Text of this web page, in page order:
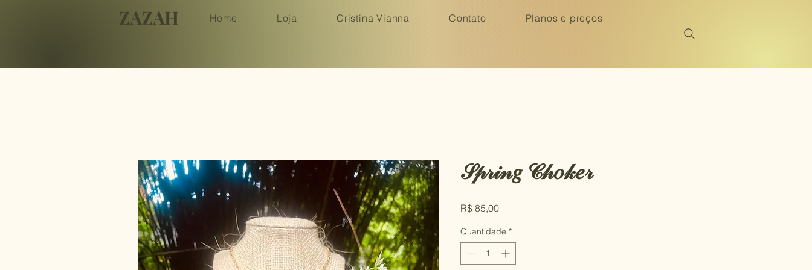
ZAZAH Home Loja Cristina Vianna Contato Planos e preços
𝒮𝓅𝓇𝒾𝓃𝑔 𝒞𝒽𝑜𝓀𝑒𝓇
R$ 85,00Preço
Quantidade *